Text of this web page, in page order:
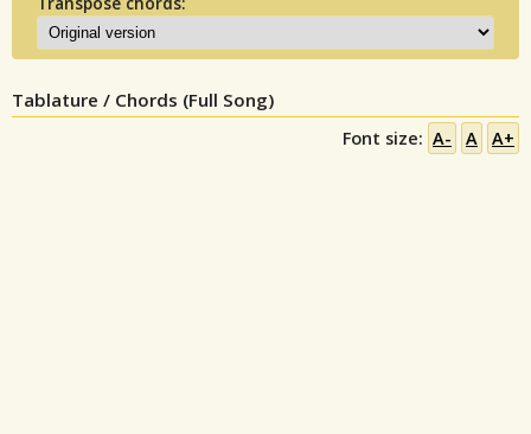
Tablature / Chords (Full Song)
Font size: A- A A+